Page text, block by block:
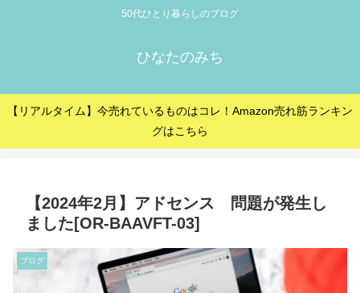
50代ひとり暮らしのブログ
ひなたのみち
【リアルタイム】今売れているものはコレ！Amazon売れ筋ランキン
グはこちら
【2024年2月】アドセンス 問題が発生し
ました[OR-BAAVFT-03]
ブログ